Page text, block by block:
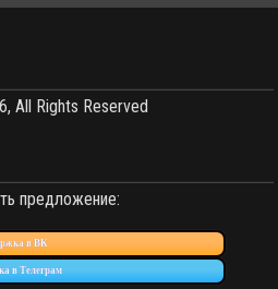
All Rights Reserved
предложение:
в ВК
в Телеграм